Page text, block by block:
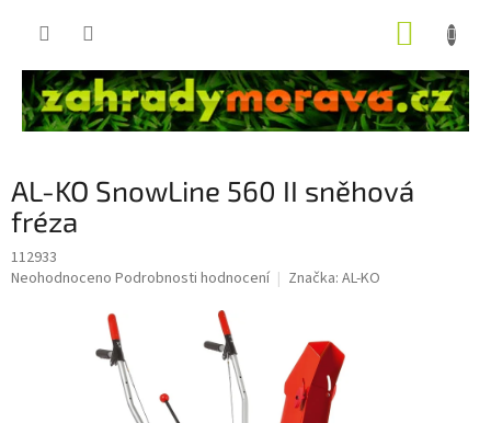
AL-KO SnowLine 560 II sněhová
fréza
112933
Průměrné
Neohodnoceno Podrobnosti hodnocení Značka: AL-KO